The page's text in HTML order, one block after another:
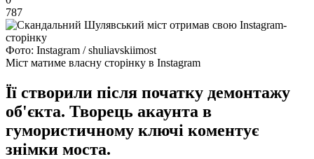
787
Фото: Instagram / shuliavskiimost
Міст матиме власну сторінку в Instagram
Її створили після початку демонтажу
об'єкта. Творець акаунта в
гумористичному ключі коментує
знімки моста.